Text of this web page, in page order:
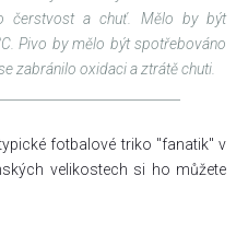
čerstvost a chuť. Mělo by být
Pivo by mělo být spotřebováno
zabránilo oxidaci a ztrátě chuti.
fotbalové triko "fanatik" v
velikostech si ho můžete